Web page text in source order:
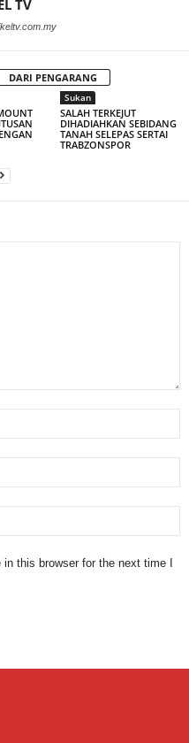
TV
DARI PENGARANG
Sukan
SALAH TERKEJUT
DIHADIAHKAN SEBIDANG
TANAH SELEPAS SERTAI
TRABZONSPOR
this browser for the next time I